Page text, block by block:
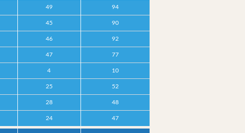
49 94
45 90
46 92
47 77
4 10
25 52
28 48
24 47